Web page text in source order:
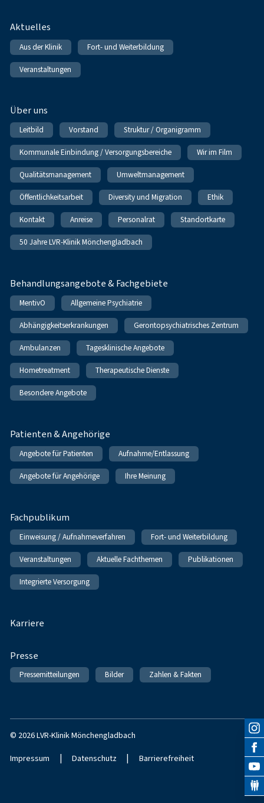
Fußnavigation
Aktuelles
Aus der Klinik Fort- und Weiterbildung
Veranstaltungen
Über uns
Leitbild Vorstand Struktur / Organigramm
Kommunale Einbindung / Versorgungsbereiche Wir im Film
Qualitätsmanagement Umweltmanagement
Öffentlichkeitsarbeit Diversity und Migration Ethik
Kontakt Anreise Personalrat Standortkarte
50 Jahre LVR-Klinik Mönchengladbach
Behandlungsangebote & Fachgebiete
MentivO Allgemeine Psychiatrie
Abhängigkeitserkrankungen Gerontopsychiatrisches Zentrum
Ambulanzen Tagesklinische Angebote
Hometreatment Therapeutische Dienste
Besondere Angebote
Patienten & Angehörige
Angebote für Patienten Aufnahme/Entlassung
Angebote für Angehörige Ihre Meinung
Fachpublikum
Einweisung / Aufnahmeverfahren Fort- und Weiterbildung
Veranstaltungen Aktuelle Fachthemen Publikationen
Integrierte Versorgung
Karriere
Presse
Pressemitteilungen Bilder Zahlen & Fakten
© 2026 LVR-Klinik Mönchengladbach
Impressum | Datenschutz | Barrierefreiheit